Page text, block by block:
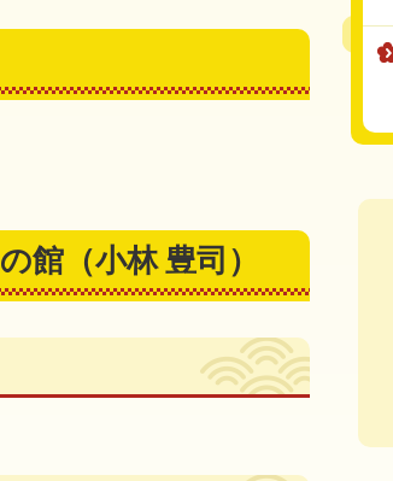
館（小林 豊司）